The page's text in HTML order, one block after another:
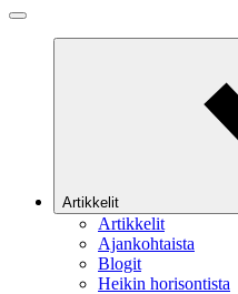
Artikkelit
Artikkelit
Ajankohtaista
Blogit
Heikin horisontista